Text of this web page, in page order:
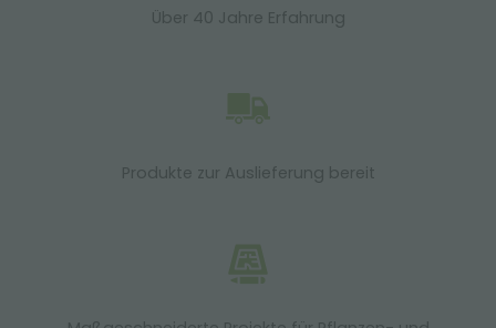
Über 40 Jahre Erfahrung
Produkte zur Auslieferung bereit